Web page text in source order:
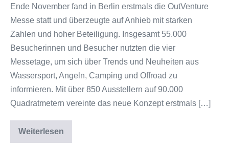
Ende November fand in Berlin erstmals die OutVenture
Messe statt und überzeugte auf Anhieb mit starken
Zahlen und hoher Beteiligung. Insgesamt 55.000
Besucherinnen und Besucher nutzten die vier
Messetage, um sich über Trends und Neuheiten aus
Wassersport, Angeln, Camping und Offroad zu
informieren. Mit über 850 Ausstellern auf 90.000
Quadratmetern vereinte das neue Konzept erstmals […]
Weiterlesen
Erfolgreiche
Premiere